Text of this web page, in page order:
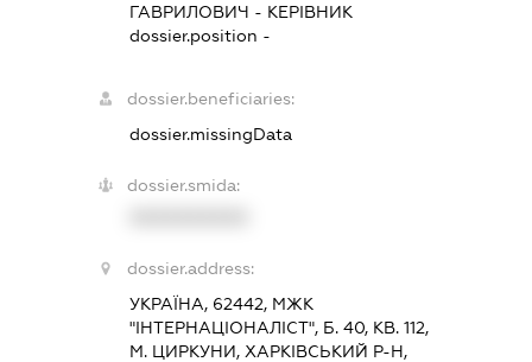
ГАВРИЛОВИЧ - КЕРІВНИК
dossier.position -
dossier.beneficiaries:
dossier.missingData
dossier.smida:
dossier.address:
УКРАЇНА, 62442, МЖК
"ІНТЕРНАЦІОНАЛІСТ", Б. 40, КВ. 112,
М. ЦИРКУНИ, ХАРКІВСЬКИЙ Р-Н,